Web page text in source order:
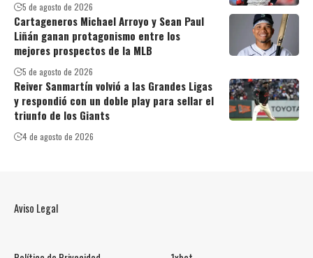
5 de agosto de 2026
Cartageneros Michael Arroyo y Sean Paul
Liñán ganan protagonismo entre los
mejores prospectos de la MLB
5 de agosto de 2026
Reiver Sanmartín volvió a las Grandes Ligas
y respondió con un doble play para sellar el
triunfo de los Giants
4 de agosto de 2026
Aviso Legal